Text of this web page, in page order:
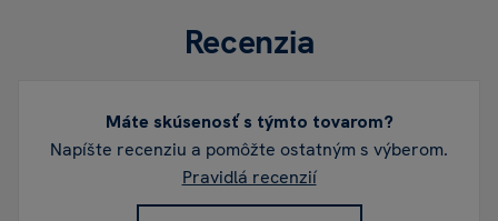
Recenzia
Máte skúsenosť s týmto tovarom?
Napíšte recenziu a pomôžte ostatným s výberom.
Pravidlá recenzií